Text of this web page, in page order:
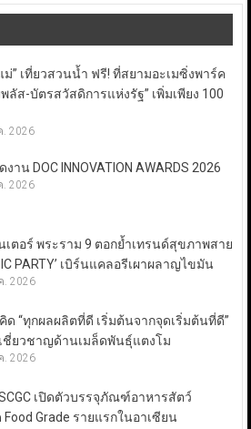
ม่” เที่ยวสวนน้ำ ฟรี! ที่สยามอะเมซิ่งพาร์ค
ลัส-บัตรสวัสดิการแห่งรัฐ” เพิ่มเพียง 100
. 2026
าน DOC INNOVATION AWARDS 2026
. 2026
เตอร์ พระราม 9 ตอกย้ำเทรนด์สุขภาพสาย
PARTY’ เบิร์นแคลอรีเผาผลาญไขมัน
. 2026
ด “ทุกผลผลิตที่ดี เริ่มต้นจากจุดเริ่มต้นที่ดี”
ชี่ยวชาญด้านเมล็ดพันธุ์แตงโม
. 2026
เปิดตัวบรรจุภัณฑ์อาหารสัตว์
Grade รายแรกในอาเซียน